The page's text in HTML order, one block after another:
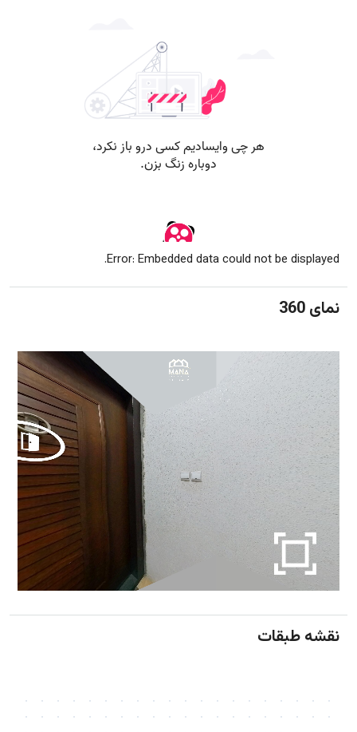
Error: Embedded data could not be displayed.
نمای 360
نقشه طبقات